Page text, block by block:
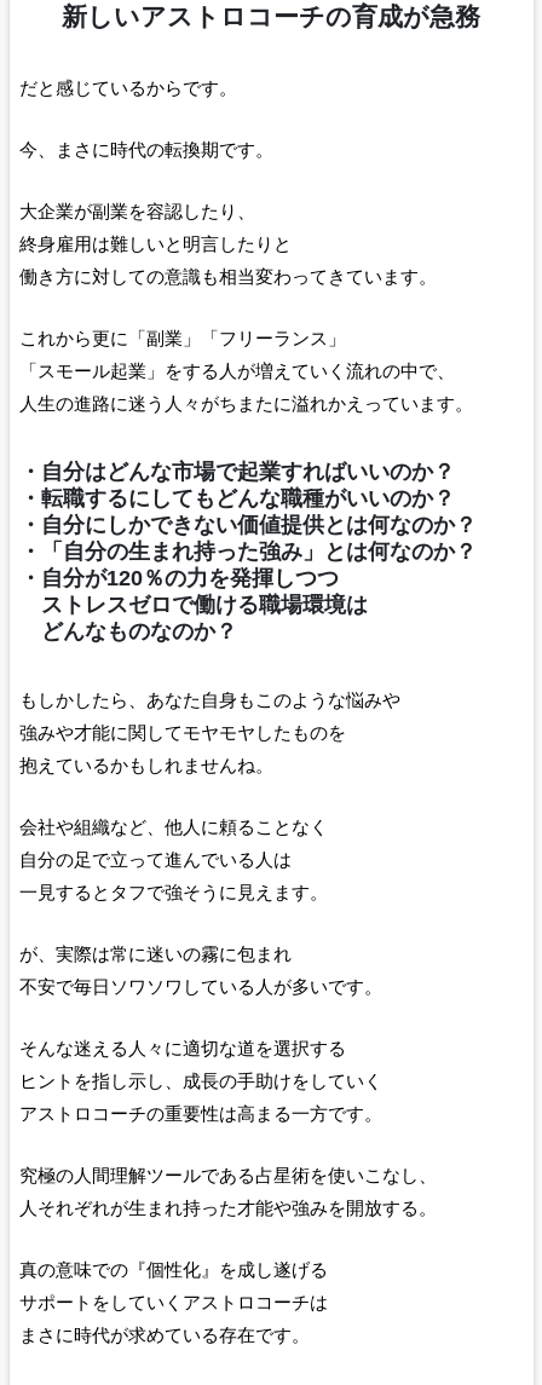
新しいアストロコーチの育成が急務
だと感じているからです。
今、まさに時代の転換期です。
大企業が副業を容認したり、
終身雇用は難しいと明言したりと
働き方に対しての意識も相当変わってきています。
これから更に「副業」「フリーランス」
「スモール起業」をする人が増えていく流れの中で、
人生の進路に迷う人々がちまたに溢れかえっています。
・自分はどんな市場で起業すればいいのか？
・転職するにしてもどんな職種がいいのか？
・自分にしかできない価値提供とは何なのか？
・「自分の生まれ持った強み」とは何なのか？
・自分が120％の力を発揮しつつ
ストレスゼロで働ける職場環境は
どんなものなのか？
もしかしたら、あなた自身もこのような悩みや
強みや才能に関してモヤモヤしたものを
抱えているかもしれませんね。
会社や組織など、他人に頼ることなく
自分の足で立って進んでいる人は
一見するとタフで強そうに見えます。
が、実際は常に迷いの霧に包まれ
不安で毎日ソワソワしている人が多いです。
そんな迷える人々に適切な道を選択する
ヒントを指し示し、成長の手助けをしていく
アストロコーチの重要性は高まる一方です。
究極の人間理解ツールである占星術を使いこなし、
人それぞれが生まれ持った才能や強みを開放する。
真の意味での『個性化』を成し遂げる
サポートをしていくアストロコーチは
まさに時代が求めている存在です。